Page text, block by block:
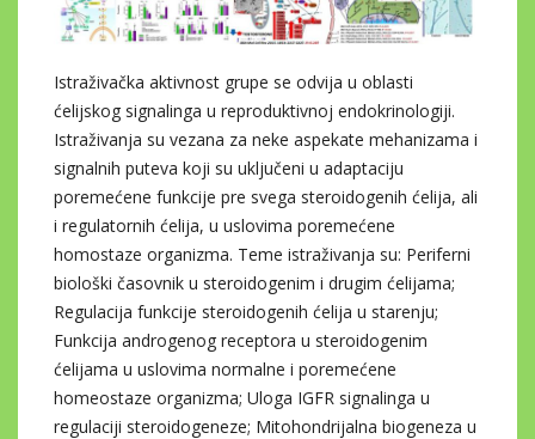
Istraživačka aktivnost grupe se odvija u oblasti
ćelijskog signalinga u reproduktivnoj endokrinologiji.
Istraživanja su vezana za neke aspekate mehanizama i
signalnih puteva koji su uključeni u adaptaciju
poremećene funkcije pre svega steroidogenih ćelija, ali
i regulatornih ćelija, u uslovima poremećene
homostaze organizma. Teme istraživanja su: Periferni
biološki časovnik u steroidogenim i drugim ćelijama;
Regulacija funkcije steroidogenih ćelija u starenju;
Funkcija androgenog receptora u steroidogenim
ćelijama u uslovima normalne i poremećene
homeostaze organizma; Uloga IGFR signalinga u
regulaciji steroidogeneze; Mitohondrijalna biogeneza u